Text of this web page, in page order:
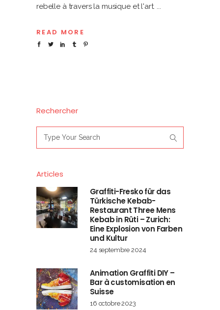
rebelle à travers la musique et l'art.
READ MORE
Rechercher
for:
Articles
Graffiti-Fresko für das
Türkische Kebab-
Restaurant Three Mens
Kebab in Rüti – Zurich:
Eine Explosion von Farben
und Kultur
24 septembre 2024
Animation Graffiti DIY –
Bar à customisation en
Suisse
16 octobre 2023